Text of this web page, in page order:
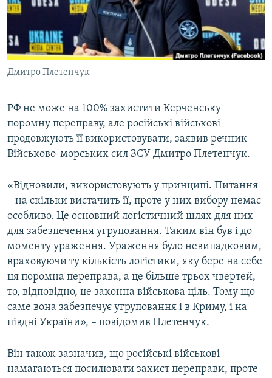
ВІДЕОУРОКИ «ELIFBE»
СВІДЧЕННЯ ОКУПАЦІЇ
УКРАЇНСЬКА ПРОБЛЕМА КРИМУ
ІНФОГРАФІКА
Qırımtatar
ДОЛУЧАЙСЯ!
Усі сайти RFE/RL
Дмитро Плетенчук
РФ не може на 100% захистити Керченську
поромну переправу, але російські військові
продовжують її використовувати, заявив речник
Військово-морських сил ЗСУ Дмитро Плетенчук.
«Відновили, використовують у принципі. Питання
– на скільки вистачить її, проте у них вибору немає
особливо. Це основний логістичний шлях для них
для забезпечення угруповання. Таким він був і до
моменту ураження. Ураження було невипадковим,
враховуючи ту кількість логістики, яку бере на себе
ця поромна переправа, а це більше трьох чвертей,
то, відповідно, це законна військова ціль. Тому що
саме вона забезпечує угруповання і в Криму, і на
півдні України», – повідомив Плетенчук.
Він також зазначив, що російські військові
намагаються посилювати захист переправи, проте